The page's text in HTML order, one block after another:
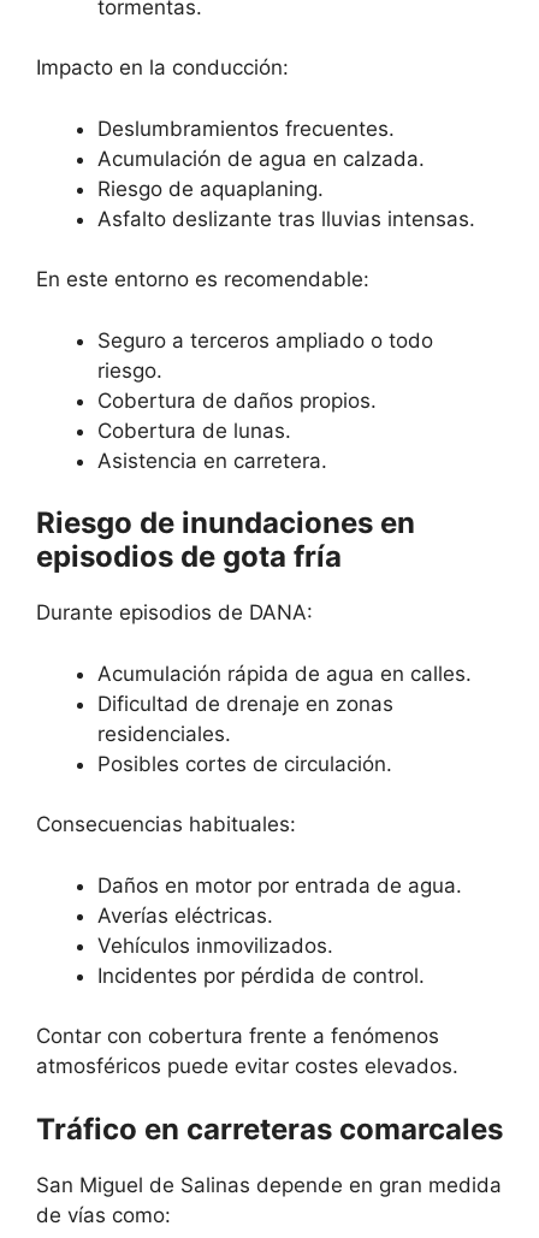
tormentas.
Impacto en la conducción:
Deslumbramientos frecuentes.
Acumulación de agua en calzada.
Riesgo de aquaplaning.
Asfalto deslizante tras lluvias intensas.
En este entorno es recomendable:
Seguro a terceros ampliado o todo
riesgo.
Cobertura de daños propios.
Cobertura de lunas.
Asistencia en carretera.
Riesgo de inundaciones en
episodios de gota fría
Durante episodios de DANA:
Acumulación rápida de agua en calles.
Dificultad de drenaje en zonas
residenciales.
Posibles cortes de circulación.
Consecuencias habituales:
Daños en motor por entrada de agua.
Averías eléctricas.
Vehículos inmovilizados.
Incidentes por pérdida de control.
Contar con cobertura frente a fenómenos
atmosféricos puede evitar costes elevados.
Tráfico en carreteras comarcales
San Miguel de Salinas depende en gran medida
de vías como: